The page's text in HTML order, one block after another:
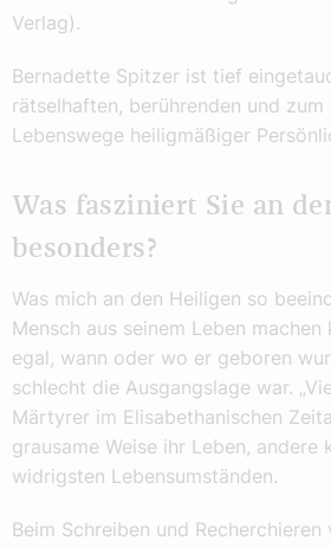
Verlag).
Bernadette Spitzer ist tief
rätselhaften, berührenden und zum
Lebenswege heiligmäßiger
Was fasziniert Sie an
besonders?
Was mich an den Heiligen so
Mensch aus seinem Leben
egal, wann oder wo er geboren
schlecht die Ausgangslage war.
Märtyrer im Elisabethanischen
grausame Weise ihr Leben, andere
widrigsten Lebensumständen.
Beim Schreiben und